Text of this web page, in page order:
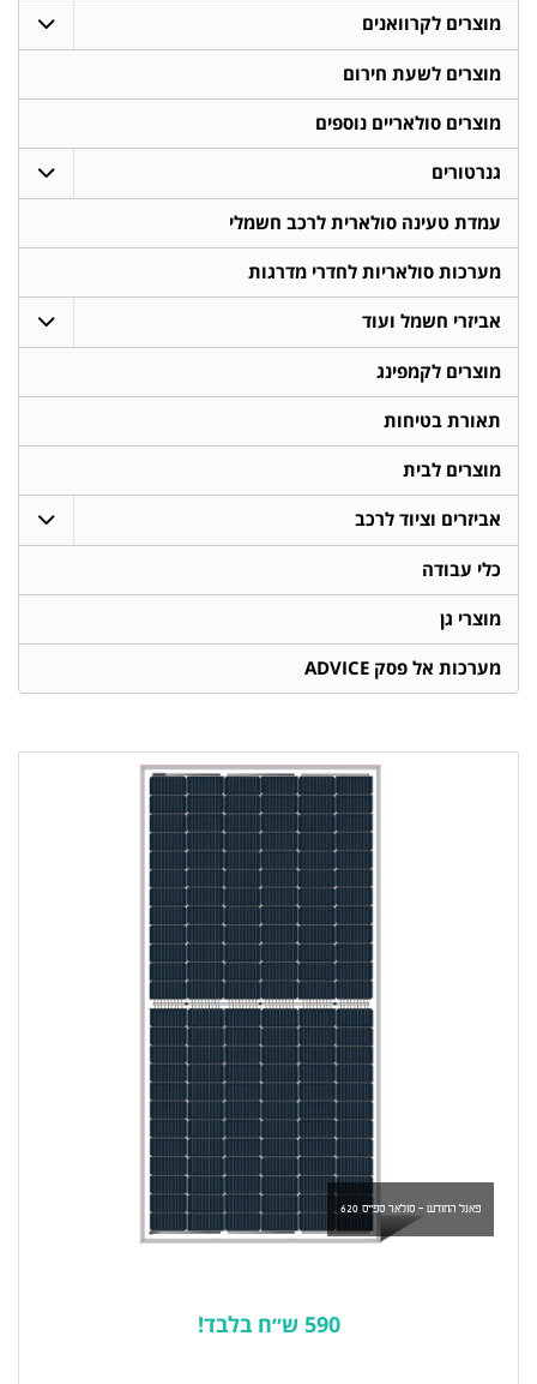
מוצרים לקרוואנים
מוצרים לשעת חירום
מוצרים סולאריים נוספים
גנרטורים
עמדת טעינה סולארית לרכב חשמלי
מערכות סולאריות לחדרי מדרגות
אביזרי חשמל ועוד
מוצרים לקמפינג
תאורת בטיחות
מוצרים לבית
אביזרים וציוד לרכב
כלי עבודה
מוצרי גן
מערכות אל פסק ADVICE
פאנל החודש - סולאר ספייס 620
590 ש״ח בלבד!